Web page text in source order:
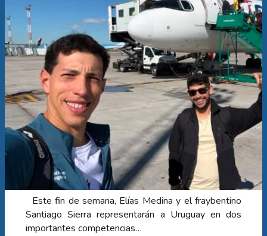
Este fin de semana, Elías Medina y el fraybentino
Santiago Sierra representarán a Uruguay en dos
importantes competencias…